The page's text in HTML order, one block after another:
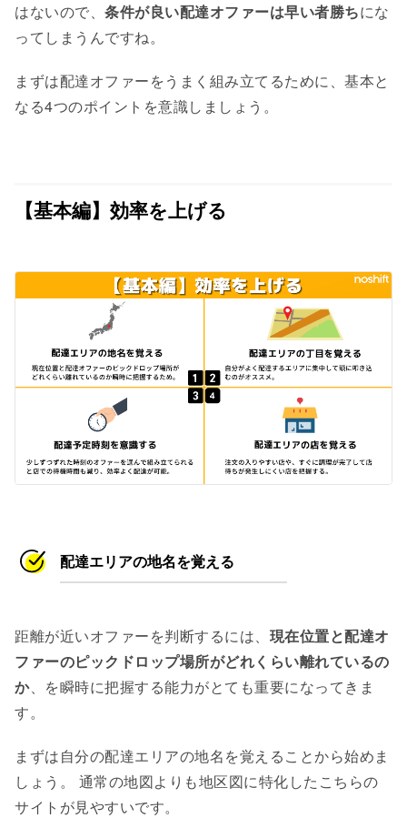
はないので、 条件が良い配達オファーは早い者勝ちにな
ってしまうんですね。
まずは配達オファーをうまく組み立てるために、基本と
なる4つのポイントを意識しましょう。
【基本編】効率を上げる
配達エリアの地名を覚える
距離が近いオファーを判断するには、 現在位置と配達オ
ファーのピックドロップ場所がどれくらい離れているの
か、を瞬時に把握する能力がとても重要になってきま
す。
まずは自分の配達エリアの地名を覚えることから始めま
しょう。 通常の地図よりも地区図に特化したこちらの
サイトが見やすいです。